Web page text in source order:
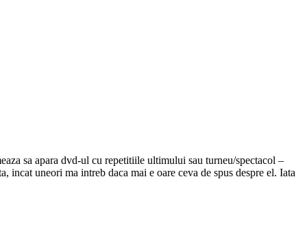
sa apara dvd-ul cu repetitiile ultimului sau turneu/spectacol –
incat uneori ma intreb daca mai e oare ceva de spus despre el. Iata